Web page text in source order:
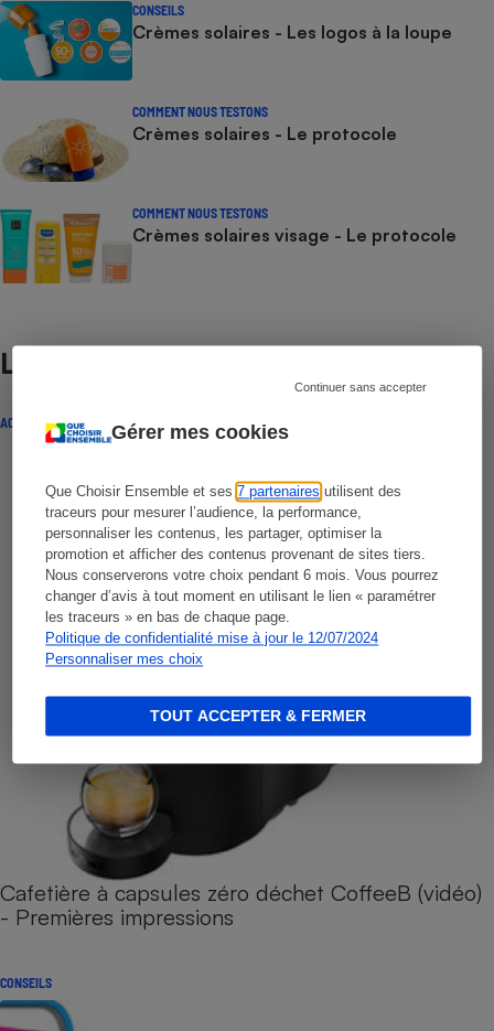
Gérer mes cookies
Que Choisir Ensemble et ses7 partenaires utilisent des
traceurs pour mesurer l’audience, la performance,
personnaliser les contenus, les partager, optimiser la
promotion et afficher des contenus provenant de sites tiers.
Nous conserverons votre choix pendant 6 mois. Vous pourrez
changer d’avis à tout moment en utilisant le lien « paramétrer
les traceurs » en bas de chaque page.
Politique de confidentialité mise à jour le 12/07/2024
Personnaliser mes choix
Continuer sans accepter
TOUT ACCEPTER & FERMER
CONSEILS
Crèmes solaires - Les logos à la loupe
COMMENT NOUS TESTONS
Crèmes solaires - Le protocole
COMMENT NOUS TESTONS
Crèmes solaires visage - Le protocole
Lire aussi
ACTUALITÉ
Cafetière à capsules zéro déchet CoffeeB (vidéo)
- Premières impressions
CONSEILS